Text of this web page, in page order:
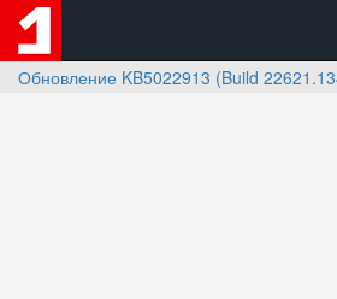
Обновление KB5022913 (Build